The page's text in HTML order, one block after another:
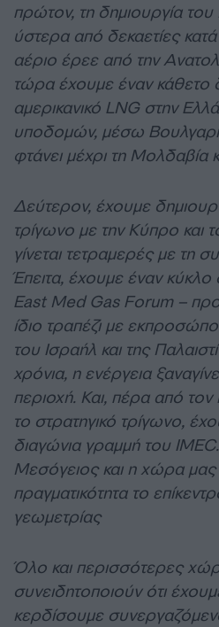
πρώτον, τη δημιουργία
ύστερα από δεκαετίες
αέριο έρεε από την
τώρα έχουμε έναν κάθετο
αμερικανικό LNG στην
υποδομών, μέσω
φτάνει μέχρι τη Μολδαβία
Δεύτερον, έχουμε
τρίγωνο με την Κύπρο και
γίνεται τετραμερές με τη
Έπειτα, έχουμε έναν
East Med Gas Forum –
ίδιο τραπέζι με
του Ισραήλ και της
χρόνια, η ενέργεια
περιοχή. Και, πέρα από
το στρατηγικό τρίγωνο,
διαγώνια γραμμή του
Μεσόγειος και η χώρα μας
πραγματικότητα το
γεωμετρίας
Όλο και περισσότερες
συνειδητοποιούν ότι
κερδίσουμε